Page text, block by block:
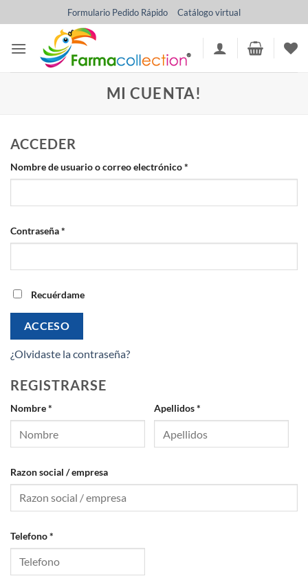
al
contenido
Formulario Pedido Rápido Catálogo virtual
MI CUENTA!
ACCEDER
Nombre de usuario o correo electrónico*
Contraseña*
Recuérdame
ACCESO
¿Olvidaste la contraseña?
REGISTRARSE
Nombre* Apellidos*
Razon social / empresa
Telefono*